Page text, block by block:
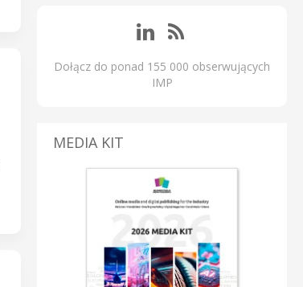
Dołącz do ponad 155 000 obserwujących
IMP
MEDIA KIT